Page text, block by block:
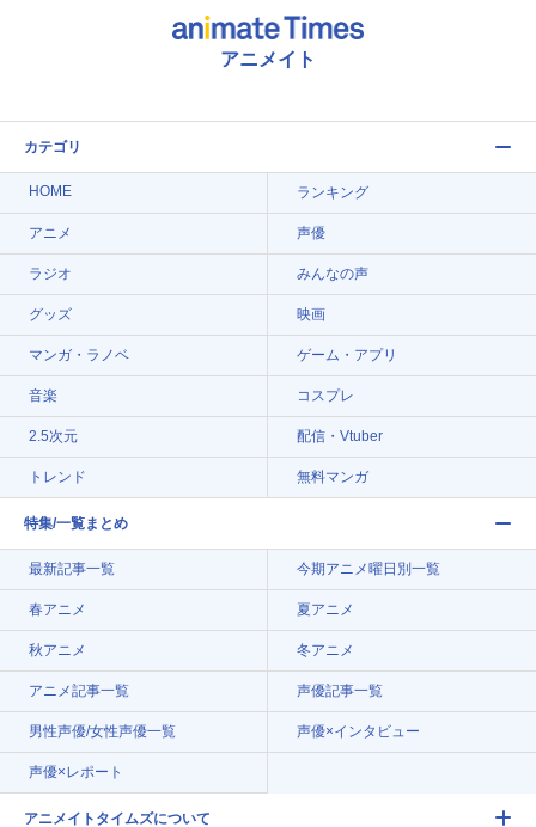
アニメイト
カテゴリ
HOME ランキング
アニメ 声優
ラジオ みんなの声
グッズ 映画
マンガ・ラノベ ゲーム・アプリ
音楽 コスプレ
2.5次元 配信・Vtuber
トレンド 無料マンガ
特集/一覧まとめ
最新記事一覧 今期アニメ曜日別一覧
春アニメ 夏アニメ
秋アニメ 冬アニメ
アニメ記事一覧 声優記事一覧
男性声優/女性声優一覧 声優×インタビュー
声優×レポート
アニメイトタイムズについて